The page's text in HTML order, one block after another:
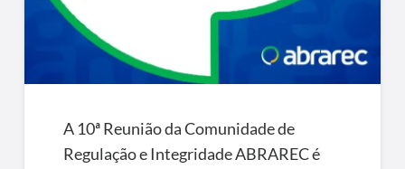
A 10ª Reunião da Comunidade de
Regulação e Integridade ABRAREC é